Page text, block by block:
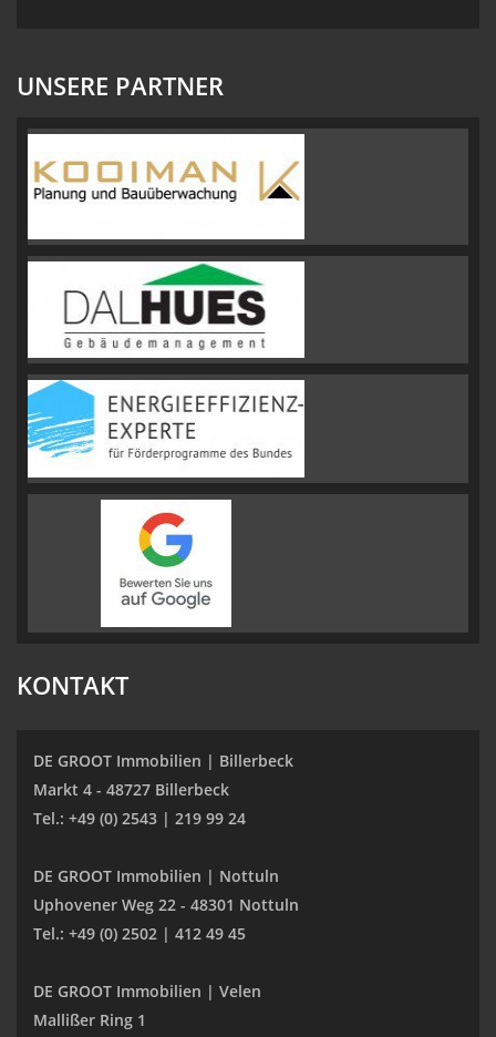
UNSERE PARTNER
KONTAKT
DE GROOT Immobilien | Billerbeck
Markt 4 - 48727 Billerbeck
Tel.: +49 (0) 2543 | 219 99 24
DE GROOT Immobilien | Nottuln
Uphovener Weg 22 - 48301 Nottuln
Tel.: +49 (0) 2502 | 412 49 45
DE GROOT Immobilien | Velen
Mallißer Ring 1